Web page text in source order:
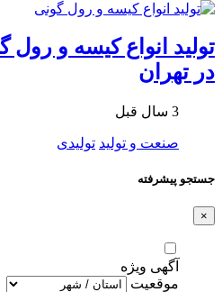
تولید انواع کیسه و رول
در تهران
3 سال قبل
صنعت و تولید تولیدی
جستجو پیشرفته
×
آگهی ویژه
موقعیت